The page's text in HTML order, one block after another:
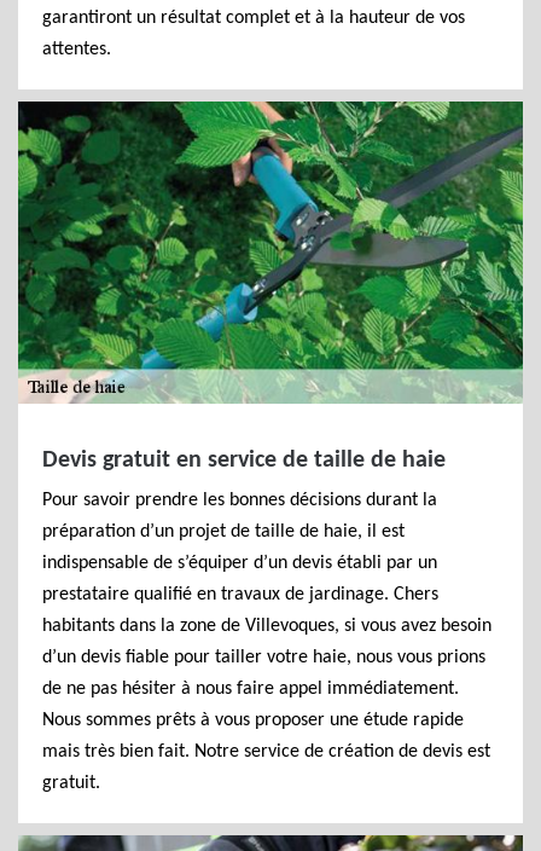
garantiront un résultat complet et à la hauteur de vos
attentes.
Devis gratuit en service de taille de haie
Pour savoir prendre les bonnes décisions durant la
préparation d’un projet de taille de haie, il est
indispensable de s’équiper d’un devis établi par un
prestataire qualifié en travaux de jardinage. Chers
habitants dans la zone de Villevoques, si vous avez besoin
d’un devis fiable pour tailler votre haie, nous vous prions
de ne pas hésiter à nous faire appel immédiatement.
Nous sommes prêts à vous proposer une étude rapide
mais très bien fait. Notre service de création de devis est
gratuit.